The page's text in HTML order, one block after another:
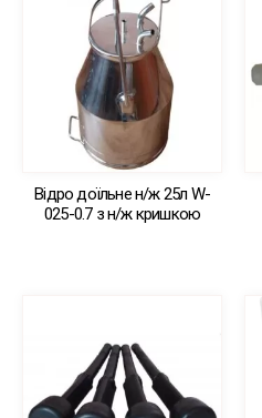
Відро доїльне н/ж 25л W-
025-0.7 з н/ж кришкою